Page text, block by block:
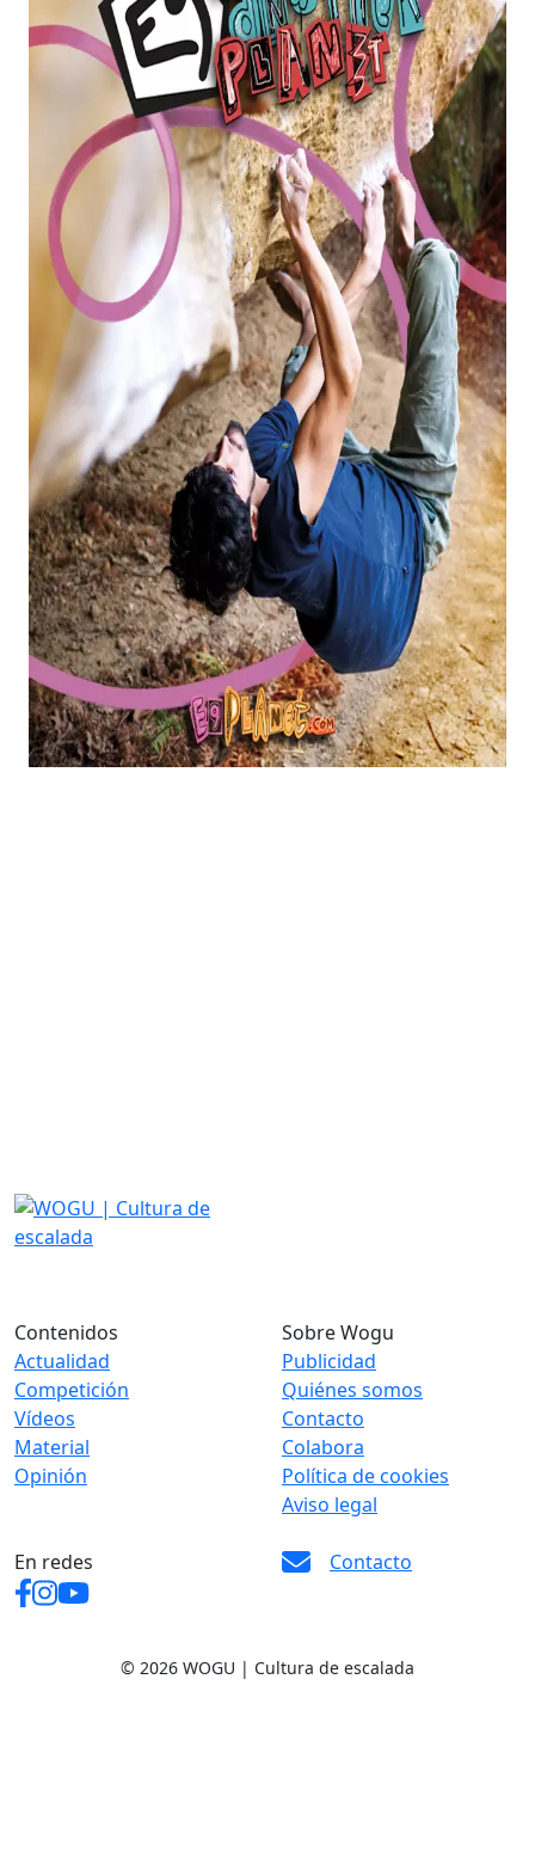
Contenidos
Actualidad
Competición
Vídeos
Material
Opinión
Sobre Wogu
Publicidad
Quiénes somos
Contacto
Colabora
Política de cookies
Aviso legal
En redes Contacto
© 2026 WOGU | Cultura de escalada